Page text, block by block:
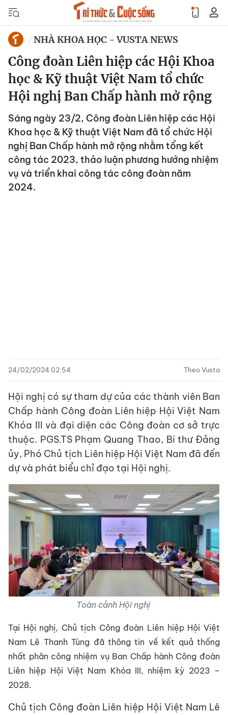
NHÀ KHOA HỌC - VUSTA NEWS
Công đoàn Liên hiệp các Hội Khoa
học & Kỹ thuật Việt Nam tổ chức
Hội nghị Ban Chấp hành mở rộng
Sáng ngày 23/2, Công đoàn Liên hiệp các Hội
Khoa học & Kỹ thuật Việt Nam đã tổ chức Hội
nghị Ban Chấp hành mở rộng nhằm tổng kết
công tác 2023, thảo luận phương hướng nhiệm
vụ và triển khai công tác công đoàn năm
2024.
24/02/2024 02:54 Theo Vusta
Hội nghị có sự tham dự của các thành viên Ban
Chấp hành Công đoàn Liên hiệp Hội Việt Nam
Khóa III và đại diện các Công đoàn cơ sở trực
thuộc. PGS.TS Phạm Quang Thao, Bí thư Đảng
ủy, Phó Chủ tịch Liên hiệp Hội Việt Nam đã đến
dự và phát biểu chỉ đạo tại Hội nghị.
Toàn cảnh Hội nghị
Tại Hội nghị, Chủ tịch Công đoàn Liên hiệp Hội Việt
Nam Lê Thanh Tùng đã thông tin về kết quả thống
nhất phân công nhiệm vụ Ban Chấp hành Công đoàn
Liên hiệp Hội Việt Nam Khóa III, nhiệm kỳ 2023 –
2028.
Chủ tịch Công đoàn Liên hiệp Hội Việt Nam Lê